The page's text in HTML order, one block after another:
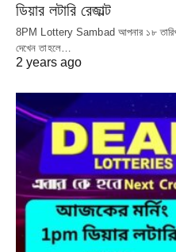
ডিয়ার লটারি রেজাল্ট
8PM Lottery Sambad আপনার ১৮ তারিখ
দেখেন তাহলে…
2 years ago